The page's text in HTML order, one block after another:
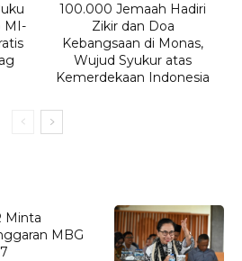
MI-
100.000 Jemaah Hadiri
Zikir dan Doa
Kebangsaan di Monas,
Wujud Syukur atas
Kemerdekaan Indonesia
Minta
MBG